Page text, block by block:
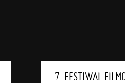
7. FESTIWAL